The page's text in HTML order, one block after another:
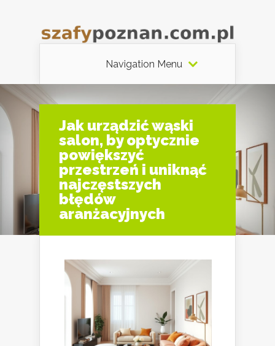
Navigation Menu
Jak urządzić wąski
salon, by optycznie
powiększyć
przestrzeń i uniknąć
najczęstszych
błędów
aranżacyjnych